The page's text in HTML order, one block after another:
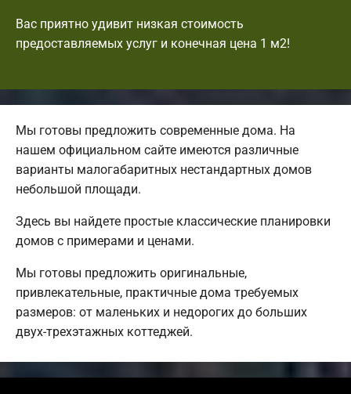
Вас приятно удивит низкая стоимость
предоставляемых услуг и конечная цена 1 м2!
Мы готовы предложить современные дома. На
нашем официальном сайте имеются различные
варианты малогабаритных нестандартных домов
небольшой площади.
Здесь вы найдете простые классические планировки
домов с примерами и ценами.
Мы готовы предложить оригинальные,
привлекательные, практичные дома требуемых
размеров: от маленьких и недорогих до больших
двух-трехэтажных коттеджей.